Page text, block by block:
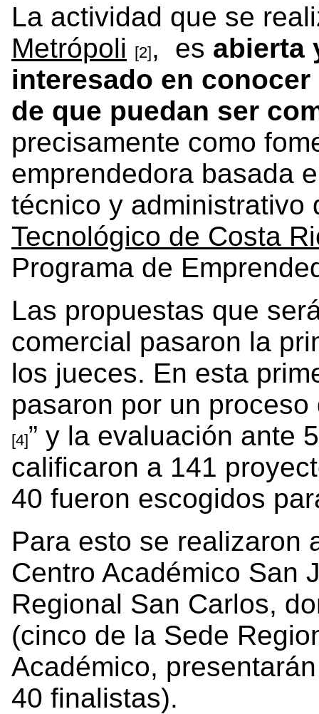
La actividad que se
Metrópoli [2], es abierta
interesado en
de que puedan ser
precisamente como
emprendedora basada
técnico y administrativo
Tecnológico de Costa
Programa de
Las propuestas que
comercial pasaron la
los jueces. En esta
pasaron por un proceso
[4]” y la evaluación ante
calificaron a 141
40 fueron escogidos
Para esto se realizaron
Centro Académico San
Regional San Carlos,
(cinco de la Sede
Académico,
40 finalistas).